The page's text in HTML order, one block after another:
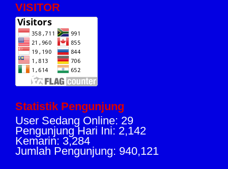
VISITOR
Statistik Pengunjung
User Sedang Online: 29
Pengunjung Hari Ini: 2,142
Kemarin: 3,284
Jumlah Pengunjung: 940,121